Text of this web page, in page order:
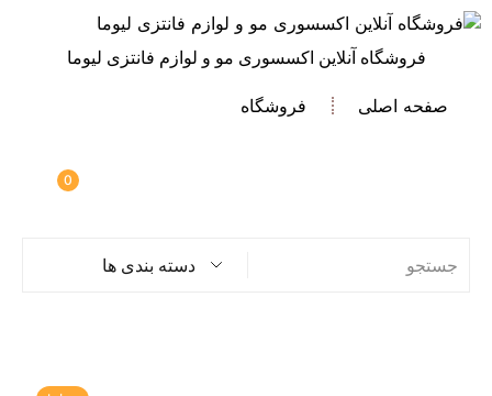
فروشگاه آنلاین اکسسوری مو و لوازم فانتزی لیوما
صفحه اصلی فروشگاه
0
دسته بندی ها